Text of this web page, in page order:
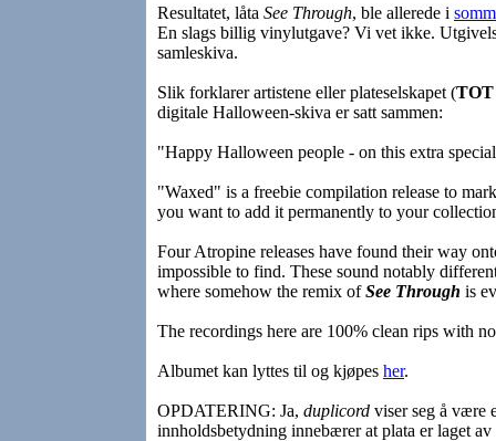
Resultatet, låta See Through, ble allerede i
En slags billig vinylutgave? Vi vet ikke.
samleskiva.
Slik forklarer artistene eller plateselskapet (TOT
digitale Halloween-skiva er satt sammen:
"Happy Halloween people - on this extra
"Waxed" is a freebie compilation release to
you want to add it permanently to your
Four Atropine releases have found their way
impossible to find. These sound notably
where somehow the remix ofSee Through is
The recordings here are 100% clean rips with
Albumet kan lyttes til og kjøpes her.
OPDATERING: Ja, duplicord viser seg å være
innholdsbetydning innebærer at plata er laget